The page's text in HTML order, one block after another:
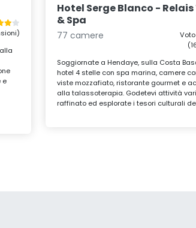
e
Hotel Serge Blanco -
& Spa
77 camere
Voto
Soggiornate a Hendaye, sulla Costa
hotel 4 stelle con spa marina, camere
viste mozzafiato, ristorante gourmet e
alla talassoterapia. Godetevi attività
raffinato ed esplorate i tesori culturali